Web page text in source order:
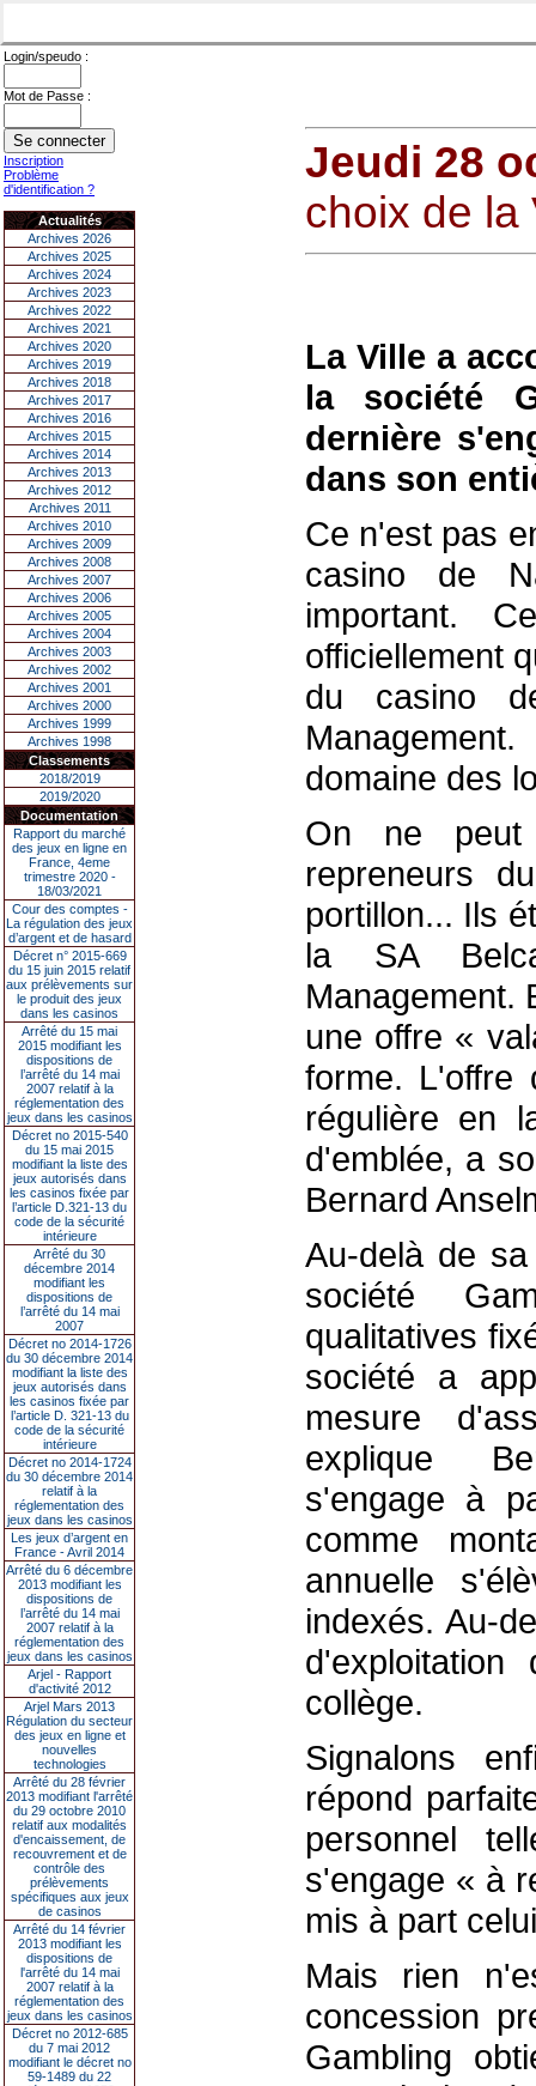
Login/speudo :
Mot de Passe :
Inscription
Problème
d'identification ?
Actualités
Archives 2026
Archives 2025
Archives 2024
Archives 2023
Archives 2022
Archives 2021
Archives 2020
Archives 2019
Archives 2018
Archives 2017
Archives 2016
Archives 2015
Archives 2014
Archives 2013
Archives 2012
Archives 2011
Archives 2010
Archives 2009
Archives 2008
Archives 2007
Archives 2006
Archives 2005
Archives 2004
Archives 2003
Archives 2002
Archives 2001
Archives 2000
Archives 1999
Archives 1998
Classements
2018/2019
2019/2020
Documentation
Rapport du marché
des jeux en ligne en
France, 4eme
trimestre 2020 -
18/03/2021
Cour des comptes -
La régulation des jeux
d’argent et de hasard
Décret n° 2015-669
du 15 juin 2015 relatif
aux prélèvements sur
le produit des jeux
dans les casinos
Arrêté du 15 mai
2015 modifiant les
dispositions de
l’arrêté du 14 mai
2007 relatif à la
réglementation des
jeux dans les casinos
Décret no 2015-540
du 15 mai 2015
modifiant la liste des
jeux autorisés dans
les casinos fixée par
l’article D.321-13 du
code de la sécurité
intérieure
Arrêté du 30
décembre 2014
modifiant les
dispositions de
l’arrêté du 14 mai
2007
Décret no 2014-1726
du 30 décembre 2014
modifiant la liste des
jeux autorisés dans
les casinos fixée par
l’article D. 321-13 du
code de la sécurité
intérieure
Décret no 2014-1724
du 30 décembre 2014
relatif à la
réglementation des
jeux dans les casinos
Les jeux d’argent en
France - Avril 2014
Arrêté du 6 décembre
2013 modifiant les
dispositions de
l’arrêté du 14 mai
2007 relatif à la
réglementation des
jeux dans les casinos
Arjel - Rapport
d'activité 2012
Arjel Mars 2013
Régulation du secteur
des jeux en ligne et
nouvelles
technologies
Arrêté du 28 février
2013 modifiant l'arrêté
du 29 octobre 2010
relatif aux modalités
d'encaissement, de
recouvrement et de
contrôle des
prélèvements
spécifiques aux jeux
de casinos
Arrêté du 14 février
2013 modifiant les
dispositions de
l'arrêté du 14 mai
2007 relatif à la
réglementation des
jeux dans les casinos
Décret no 2012-685
du 7 mai 2012
modifiant le décret no
59-1489 du 22
Jeudi 28
choix de la
La Ville a
la société
dernière
dans son
Ce n'est pas
casino de
important.
officiellement
du casino
domaine des
On ne
repreneurs
portillon... Ils
la SA
Management.
une offre «
forme. L'offre
régulière en
d'emblée, a
Bernard
Au-delà de
société
qualitatives
société a
mesure
explique
s'engage à
comme
annuelle
indexés. Au-
collège.
Signalons
répond
personnel
s'engage « à
mis à part
Mais rien
concession
Gambling